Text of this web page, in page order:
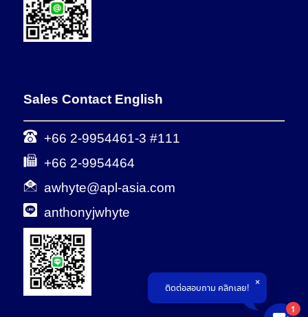
Sales Contact English
+66 2-9954461-3 #111
+66 2-9954464
awhyte@apl-asia.com
anthonyjwhyte
1
ติดต่อสอบถาม คลิกเลย!